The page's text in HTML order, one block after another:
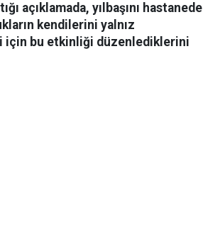
açıklamada, yılbaşını hastanede
kendilerini yalnız
için bu etkinliği düzenlediklerini